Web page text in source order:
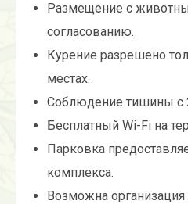
Размещение с
согласованию.
Курение разрешено
местах.
Соблюдение тишины с
Бесплатный Wi-Fi на
Парковка
комплекса.
Возможна организация